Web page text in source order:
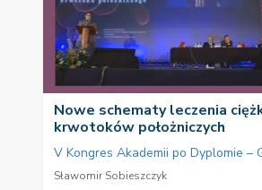
Nowe schematy leczenia
krwotoków położniczych
V Kongres Akademii po Dyplomie –
Sławomir Sobieszczyk